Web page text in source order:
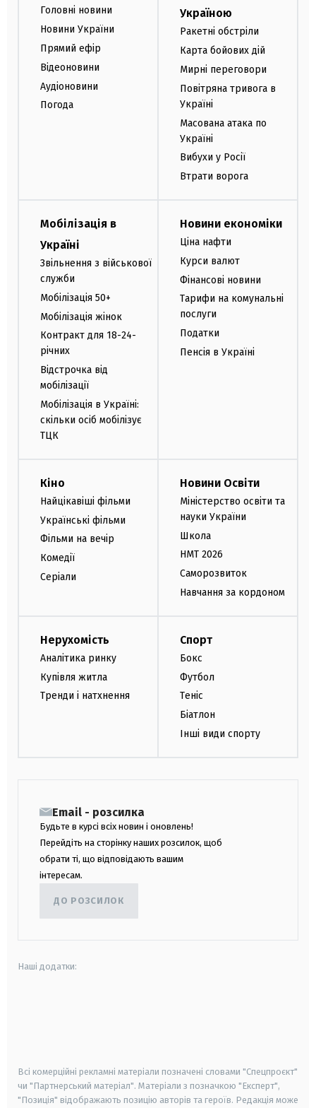
Головні новини
Новини України
Прямий ефір
Відеоновини
Аудіоновини
Погода
Україною
Ракетні обстріли
Карта бойових дій
Мирні переговори
Повітряна тривога в
Україні
Масована атака по
Україні
Вибухи у Росії
Втрати ворога
Мобілізація в
Україні
Звільнення з військової
служби
Мобілізація 50+
Мобілізація жінок
Контракт для 18-24-
річних
Відстрочка від
мобілізації
Мобілізація в Україні:
скільки осіб мобілізує
ТЦК
Новини економіки
Ціна нафти
Курси валют
Фінансові новини
Тарифи на комунальні
послуги
Податки
Пенсія в Україні
Кіно
Найцікавіші фільми
Українські фільми
Фільми на вечір
Комедії
Серіали
Новини Освіти
Міністерство освіти та
науки України
Школа
НМТ 2026
Саморозвиток
Навчання за кордоном
Нерухомість
Аналітика ринку
Купівля житла
Тренди і натхнення
Спорт
Бокс
Футбол
Теніс
Біатлон
Інші види спорту
Email - розсилка
Будьте в курсі всіх новин і оновлень!
Перейдіть на сторінку наших розсилок, щоб
обрати ті, що відповідають вашим
інтересам.
ДО РОЗСИЛОК
Наші додатки:
Всі комерційні рекламні матеріали позначені словами "Спецпроєкт"
чи "Партнерський матеріал". Матеріали з позначкою "Експерт",
"Позиція" відображають позицію авторів та героїв. Редакція може